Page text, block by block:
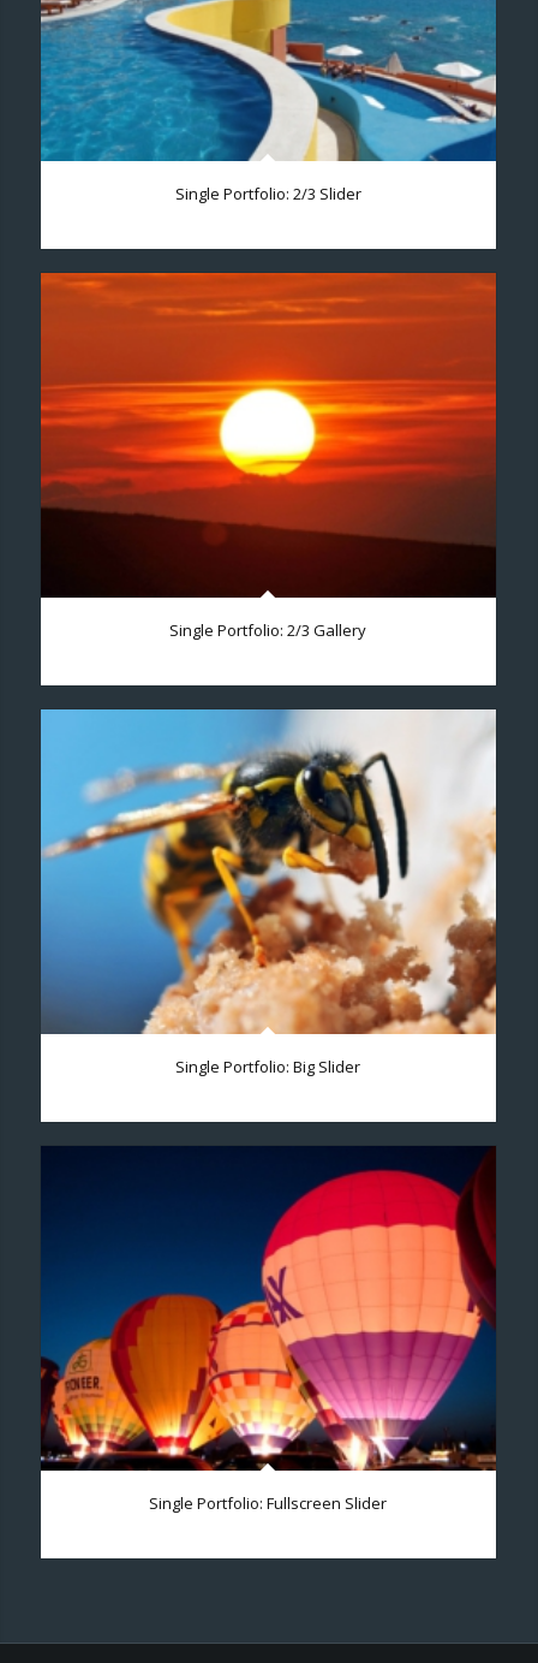
Single Portfolio: 2/3 Slider
Single Portfolio: 2/3 Gallery
Single Portfolio: Big Slider
Single Portfolio: Fullscreen Slider